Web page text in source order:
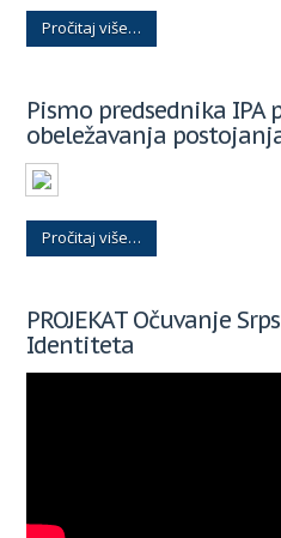
Pročitaj više…
Pismo predsednika IPA
obeležavanja postojanja
Pročitaj više…
PROJEKAT Očuvanje
Identiteta